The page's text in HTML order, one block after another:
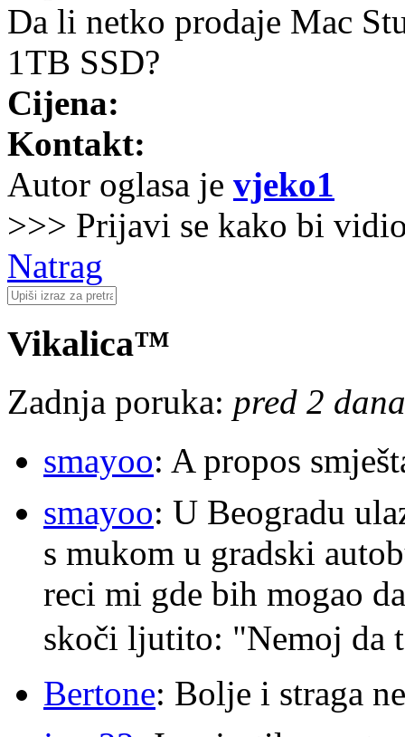
Da li netko prodaje Mac
1TB SSD?
Cijena:
Kontakt:
Autor oglasa je vjeko1
>>> Prijavi se kako bi
Natrag
Vikalica™
Zadnja poruka: pred 2
smayoo: A propos
smayoo: U Beogradu
s mukom u gradski
reci mi gde bih mogao
skoči ljutito: "Nemoj da
Bertone: Bolje i straga